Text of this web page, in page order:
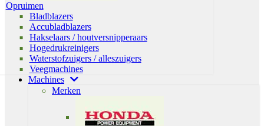
Opruimen
Bladblazers
Accubladblazers
Hakselaars / houtversnipperaars
Hogedrukreinigers
Waterstofzuigers / alleszuigers
Veegmachines
Machines
Merken